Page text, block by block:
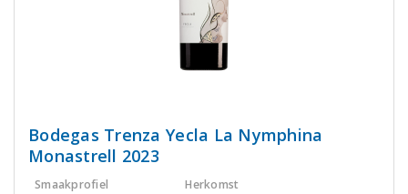
Bodegas Trenza Yecla La Nymphina
Monastrell 2023
Smaakprofiel Herkomst